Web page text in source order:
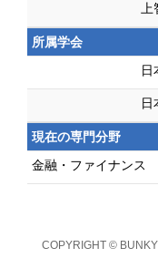
所属学会
日
日
現在の専門分野
金融・ファイナンス
COPYRIGHT ©